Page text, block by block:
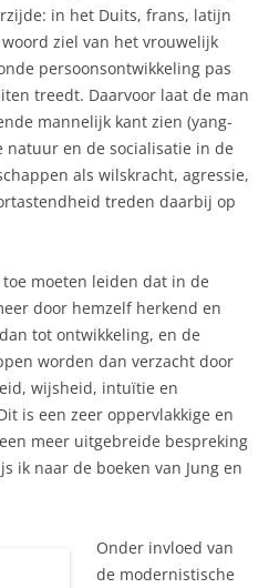
in het Duits, frans, latijn
ziel van het vrouwelijk
persoonsontwikkeling pas
treedt. Daarvoor laat de man
mannelijk kant zien (yang-
natuur en de socialisatie in de
als wilskracht, agressie,
treden daarbij op
moeten leiden dat in de
door hemzelf herkend en
tot ontwikkeling, en de
worden dan verzacht door
wijsheid, intuïtie en
is een zeer oppervlakkige en
meer uitgebreide bespreking
ik naar de boeken van Jung en
Onder invloed van
de modernistische